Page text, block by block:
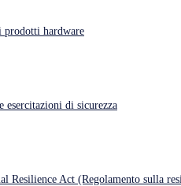
immediata
prodotti hardware
esercitazioni di sicurezza
Resilience Act (Regolamento sulla
your website and stole all
webcam and made a video".